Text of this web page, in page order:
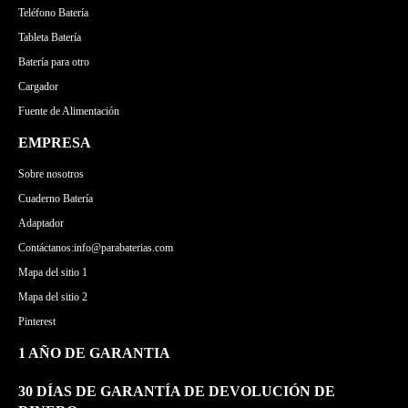
Teléfono Batería
Tableta Batería
Batería para otro
Cargador
Fuente de Alimentación
EMPRESA
Sobre nosotros
Cuaderno Batería
Adaptador
Contáctanos:info@parabaterias.com
Mapa del sitio 1
Mapa del sitio 2
Pinterest
1 AÑO DE GARANTIA
30 DÍAS DE GARANTÍA DE DEVOLUCIÓN DE